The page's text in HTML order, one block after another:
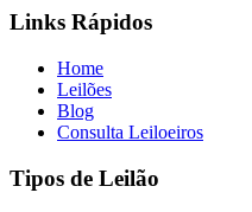
Links Rápidos
Home
Leilões
Blog
Consulta Leiloeiros
Tipos de Leilão